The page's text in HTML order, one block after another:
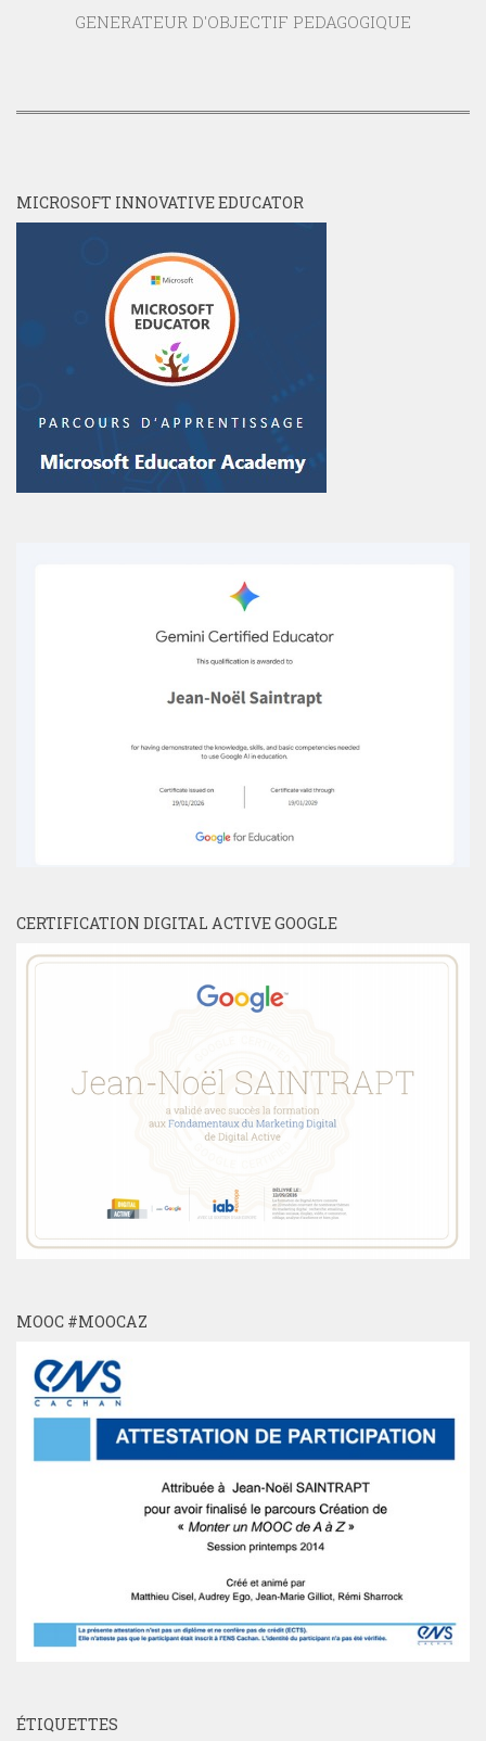
GENERATEUR D'OBJECTIF PEDAGOGIQUE
MICROSOFT INNOVATIVE EDUCATOR
CERTIFICATION DIGITAL ACTIVE GOOGLE
MOOC #MOOCAZ
ÉTIQUETTES